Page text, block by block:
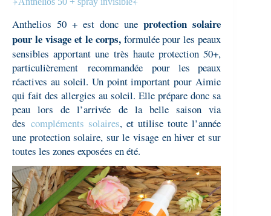
Anthelios 50 + est donc uneprotection solaire
pour le visage et le corps,formulée pour les peaux
sensibles apportant une très haute protection 50+,
particulièrement recommandéepour les peaux
réactives au soleil. Un point important pour Aimie
qui fait des allergies au soleil. Elle prépare donc sa
peau lors de l’arrivée de la belle saison via
descompléments solaires, et utilise toute l’année
une protection solaire, sur le visage en hiver et sur
toutes les zones exposées en été.